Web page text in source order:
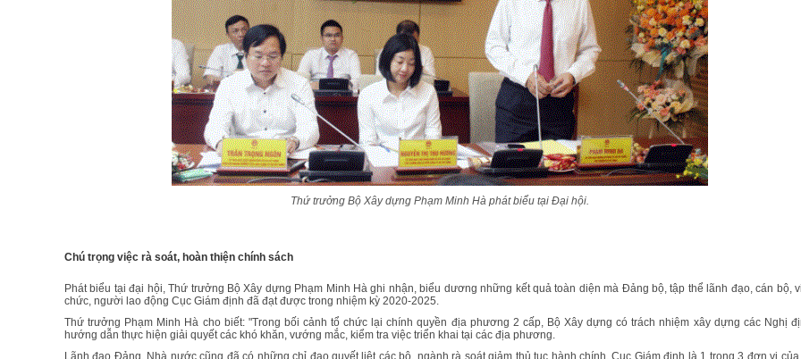
Thứ trưởng Bộ Xây dựng Phạm Minh Hà phát biểu tại Đại hội.
Chú trọng việc rà soát, hoàn thiện chính sách
Phát biểu tại đại hội, Thứ trưởng Bộ Xây dựng Phạm Minh Hà ghi nhận, biểu dương những kết quả toàn diện mà Đảng bộ, tập thể lãnh đạo, cán bộ,
chức, người lao động Cục Giám định đã đạt được trong nhiệm kỳ 2020-2025.
Thứ trưởng Phạm Minh Hà cho biết: "Trong bối cảnh tổ chức lại chính quyền địa phương 2 cấp, Bộ Xây dựng có trách nhiệm xây dựng các Nghị
hướng dẫn thực hiện giải quyết các khó khăn, vướng mắc, kiểm tra việc triển khai tại các địa phương.
Lãnh đạo Đảng, Nhà nước cũng đã có những chỉ đạo quyết liệt các bộ, ngành rà soát giảm thủ tục hành chính. Cục Giám định là 1 trong 3 đơn vị của